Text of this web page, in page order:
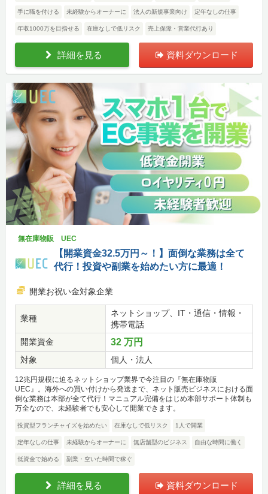
手に職を付ける 未経験からオーナーに 法人の新規事業向け 定年なしの仕事
年収1000万を目指せる 在庫なしで低リスク 売上保障・営業代行あり
詳細を見る 資料ダウンロード
無在庫物販 UEC
【開業資金32.5万円～！】面倒な業務は全て
代行！投資や副業を始めたい方に最適！
開業お祝い金対象企業
業種
ネットショップ、IT・通信・情報・
携帯電話
開業資金
32 万円
対象 個人・法人
12兆円規模に迫るネットショップ業界で今注目の『無在庫物販
UEC』。海外への買い付けから発送まで、ネット販売ビジネスにおける面
倒な業務は本部が全て代行！マニュアル完備をはじめ本部サポート体制も
万全なので、未経験者でも安心して開業できます。
投資型フランチャイズを始めたい 在庫なしで低リスク 1人で開業
定年なしの仕事 未経験からオーナーに 無店舗型のビジネス 自由な時間に働く
低資金で始める 副業・空いた時間で稼ぐ
詳細を見る 資料ダウンロード